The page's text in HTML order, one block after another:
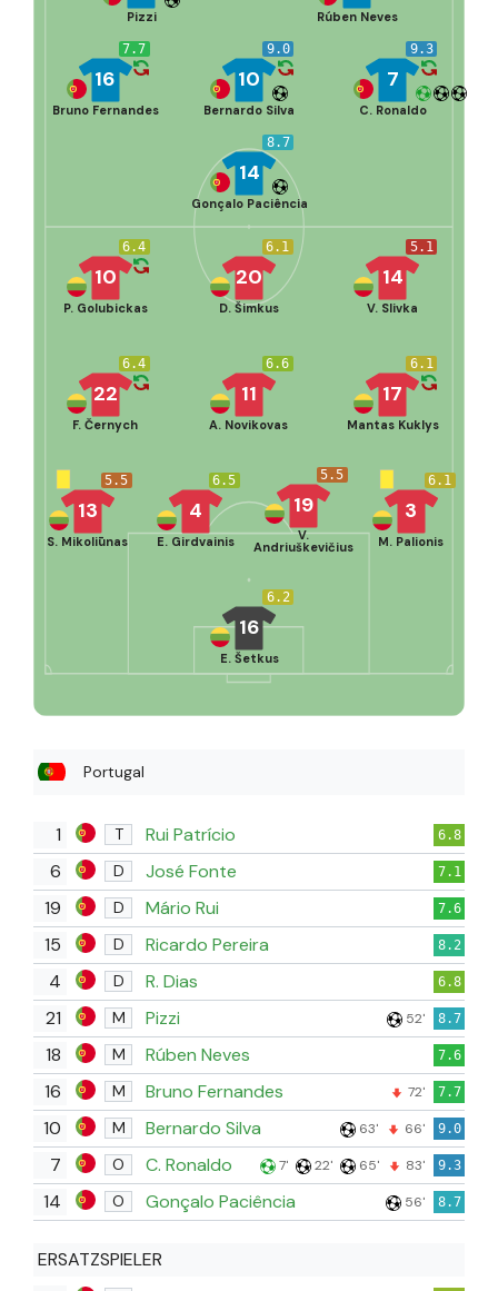
Rúben Neves
Pizzi
9.3
7
C. Ronaldo
9.0
10
Bernardo Silva
7.7
16
Bruno Fernandes
8.7
14
Gonçalo Paciência
6.2
16
E. Šetkus
5.5
13
S. Mikoliūnas
6.5
4
E. Girdvainis
5.5
19
V.
Andriuškevičius
6.1
3
M. Palionis
6.4
22
F. Černych
6.6
11
A. Novikovas
6.1
17
Mantas Kuklys
6.4
10
P. Golubickas
6.1
20
D. Šimkus
5.1
14
V. Slivka
Portugal
1 T Rui Patrício 6.8
6 D José Fonte 7.1
19 D Mário Rui 7.6
15 D Ricardo Pereira 8.2
4 D R. Dias 6.8
21 M Pizzi 52' 8.7
18 M Rúben Neves 7.6
16 M Bruno Fernandes 72' 7.7
10 M Bernardo Silva 63' 66' 9.0
7 O C. Ronaldo 7' 22' 65' 83' 9.3
14 O Gonçalo Paciência 56' 8.7
ERSATZSPIELER